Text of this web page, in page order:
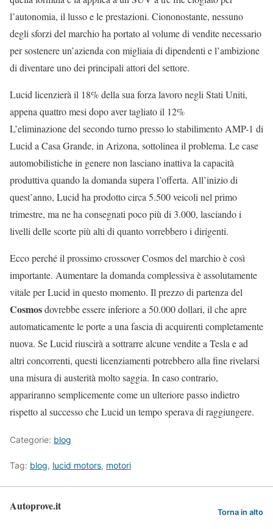
l’autonomia, il lusso e le prestazioni. Ciononostante, nessuno
degli sforzi del marchio ha portato al volume di vendite necessario
per sostenere un’azienda con migliaia di dipendenti e l’ambizione
di diventare uno dei principali attori del settore.
Lucid licenzierà il 18% della sua forza lavoro negli Stati Uniti,
appena quattro mesi dopo aver tagliato il 12%
L’eliminazione del secondo turno presso lo stabilimento AMP-1 di
Lucid a Casa Grande, in Arizona, sottolinea il problema. Le case
automobilistiche in genere non lasciano inattiva la capacità
produttiva quando la domanda supera l’offerta. All’inizio di
quest’anno, Lucid ha prodotto circa 5.500 veicoli nel primo
trimestre, ma ne ha consegnati poco più di 3.000, lasciando i
livelli delle scorte più alti di quanto vorrebbero i dirigenti.
Ecco perché il prossimo crossover Cosmos del marchio è così
importante. Aumentare la domanda complessiva è assolutamente
vitale per Lucid in questo momento. Il prezzo di partenza del
Cosmosdovrebbe essere inferiore a 50.000 dollari, il che apre
automaticamente le porte a una fascia di acquirenti completamente
nuova. Se Lucid riuscirà a sottrarre alcune vendite a Tesla e ad
altri concorrenti, questi licenziamenti potrebbero alla fine rivelarsi
una misura di austerità molto saggia. In caso contrario,
appariranno semplicemente come un ulteriore passo indietro
rispetto al successo che Lucid un tempo sperava di raggiungere.
Categorie: blog
Tag: blog, lucid motors, motori
Autoprove.it Torna in alto